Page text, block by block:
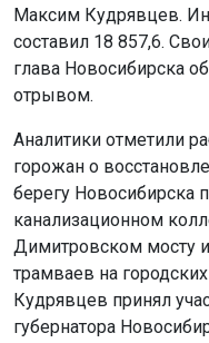
Максим Кудрявцев.
составил 18 857,6.
глава Новосибирска
отрывом.
Аналитики отметили
горожан о
берегу Новосибирска
канализационном
Димитровском мосту
трамваев на
Кудрявцев принял
губернатора